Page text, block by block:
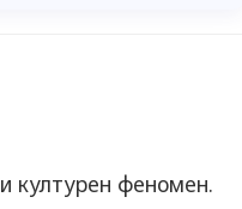
културен феномен.